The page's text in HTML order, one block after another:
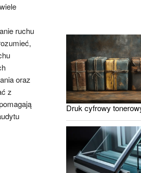
ruchu
oraz
z
Druk cyfrowy